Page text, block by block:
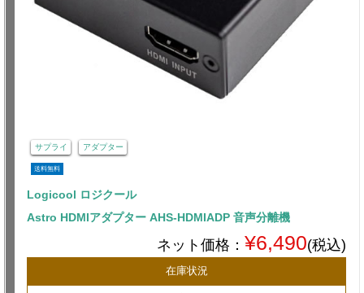
サプライ アダプター
送料無料
Logicool ロジクール
Astro HDMIアダプター AHS-HDMIADP 音声分離機
ネット価格： ¥6,490(税込)
在庫状況